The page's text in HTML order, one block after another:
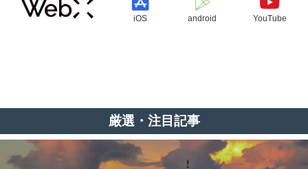
iOS android YouTube
厳選・注目記事